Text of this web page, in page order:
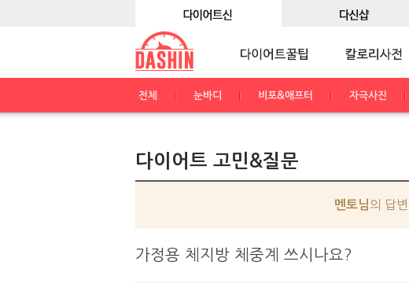
전체 눈바디 비포&애프터 자극사진
다이어트 고민&질문
멘토님 의 답
가정용 체지방 체중계 쓰시나요?